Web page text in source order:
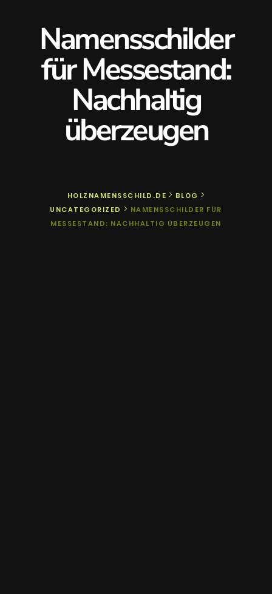
Namensschilder
für Messestand:
Nachhaltig
überzeugen
HOLZNAMENSSCHILD.DE > BLOG >
UNCATEGORIZED > NAMENSSCHILDER FÜR
MESSESTAND: NACHHALTIG ÜBERZEUGEN